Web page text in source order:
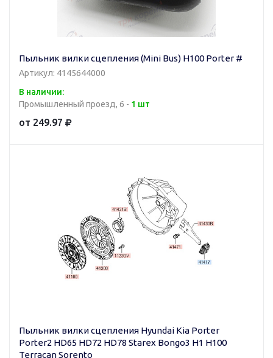
Пыльник вилки сцепления (Mini Bus) H100 Porter #
Артикул: 4145644000
В наличии:
Промышленный проезд, 6 - 1 шт
от 249.97
Пыльник вилки сцепления Hyundai Kia Porter
Porter2 HD65 HD72 HD78 Starex Bongo3 H1 H100
Terracan Sorento